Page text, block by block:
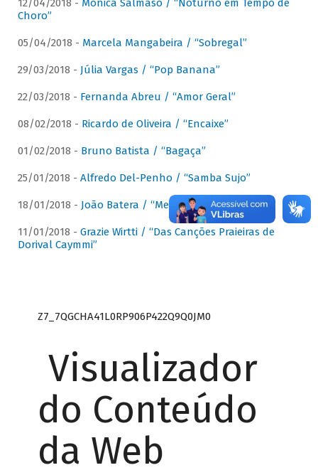
12/04/2018 - Mônica Salmaso / “Noturno em Tempo de
Choro”
05/04/2018 - Marcela Mangabeira / “Sobregal”
29/03/2018 - Júlia Vargas / “Pop Banana”
22/03/2018 - Fernanda Abreu / “Amor Geral”
08/02/2018 - Ricardo de Oliveira / “Encaixe”
01/02/2018 - Bruno Batista / “Bagaça”
25/01/2018 - Alfredo Del-Penho / “Samba Sujo”
18/01/2018 - João Batera / “Meu Pandeiro”
11/01/2018 - Grazie Wirtti / “Das Canções Praieiras de
Dorival Caymmi”
Z7_7QGCHA41L0RP906P422Q9Q0JM0
Visualizador
do Conteúdo
da Web